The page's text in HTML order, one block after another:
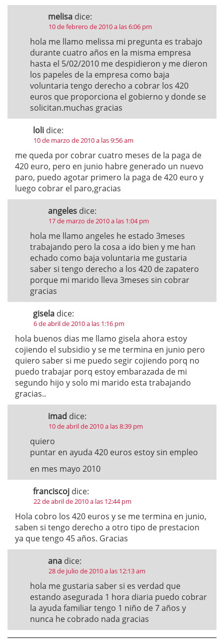
melisa dice:
10 de febrero de 2010 a las 6:06 pm
hola me llamo melissa mi pregunta es trabajo
durante cuatro años en la misma empresa
hasta el 5/02/2010 me despidieron y me dieron
los papeles de la empresa como baja
voluntaria tengo derecho a cobrar los 420
euros que proporciona el gobierno y donde se
solicitan.muchas gracias
loli dice:
10 de marzo de 2010 a las 9:56 am
me queda por cobrar cuatro meses de la paga de
420 euro, pero en junio habre generado un nuevo
paro, puedo agotar primero la paga de 420 euro y
luego cobrar el paro,gracias
angeles dice:
17 de marzo de 2010 a las 1:04 pm
hola me llamo angeles he estado 3meses
trabajando pero la cosa a ido bien y me han
echado como baja voluntaria me gustaria
saber si tengo derecho a los 420 de zapatero
porque mi marido lleva 3meses sin cobrar
gracias
gisela dice:
6 de abril de 2010 a las 1:16 pm
hola buenos dias me llamo gisela ahora estoy
cojiendo el subsidio y se me termina en junio pero
quiero saber si me puedo segir cojiendo porq no
puedo trabajar porq estoy embarazada de mi
segundo hijo y solo mi marido esta trabajando
gracias..
imad dice:
10 de abril de 2010 a las 8:39 pm
quiero
puntar en ayuda 420 euros estoy sin empleo
en mes mayo 2010
franciscoj dice:
22 de abril de 2010 a las 12:44 pm
Hola cobro los 420 euros y se me termina en junio,
saben si tengo derecho a otro tipo de prestacion
ya que tengo 45 años. Gracias
ana dice:
28 de julio de 2010 a las 12:13 am
hola me gustaria saber si es verdad que
estando asegurada 1 hora diaria puedo cobrar
la ayuda familiar tengo 1 niño de 7 años y
nunca he cobrado nada gracias